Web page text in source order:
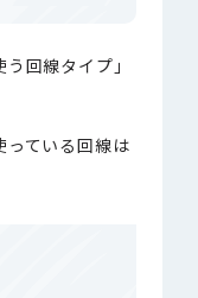
回線タイプ」
っている回線は